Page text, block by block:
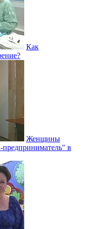
Как
Женщины
предприниматель" в